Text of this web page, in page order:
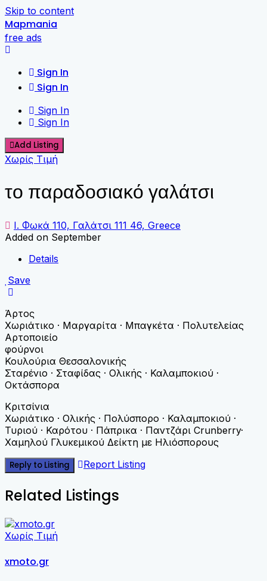
Skip to content
Mapmania
free ads
Sign In
Sign In
Sign In
Sign In
Add Listing
Χωρίς Τιμή
το παραδοσιακό γαλάτσι
Ι. Φωκά 110, Γαλάτσι 111 46, Greece
Added on September
Details
Save
Άρτος
Χωριάτικο · Μαργαρίτα · Μπαγκέτα · Πολυτελείας
Αρτοποιείο
φούρνοι
Κουλούρια Θεσσαλονικής
Σταρένιο · Σταφίδας · Ολικής · Καλαμποκιού ·
Οκτάσπορα
Κριτσίνια
Χωριάτικο · Ολικής · Πολύσπορο · Καλαμποκιού ·
Τυριού · Καρότου · Πάπρικα · Παντζάρι Crunberry·
Χαμηλού Γλυκεμικού Δείκτη με Ηλιόσπορους
Reply to Listing Report Listing
Related Listings
Χωρίς Τιμή
xmoto.gr